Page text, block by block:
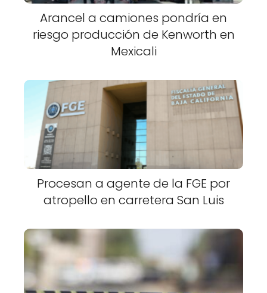
Arancel a camiones pondría en
riesgo producción de Kenworth en
Mexicali
Procesan a agente de la FGE por
atropello en carretera San Luis